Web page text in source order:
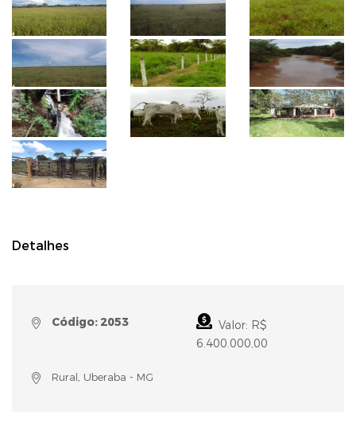
Detalhes
Código: 2053
Valor: R$
6.400.000,00
Rural, Uberaba - MG